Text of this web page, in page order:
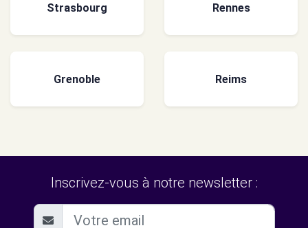
Strasbourg Rennes
Grenoble Reims
Inscrivez-vous à notre newsletter :